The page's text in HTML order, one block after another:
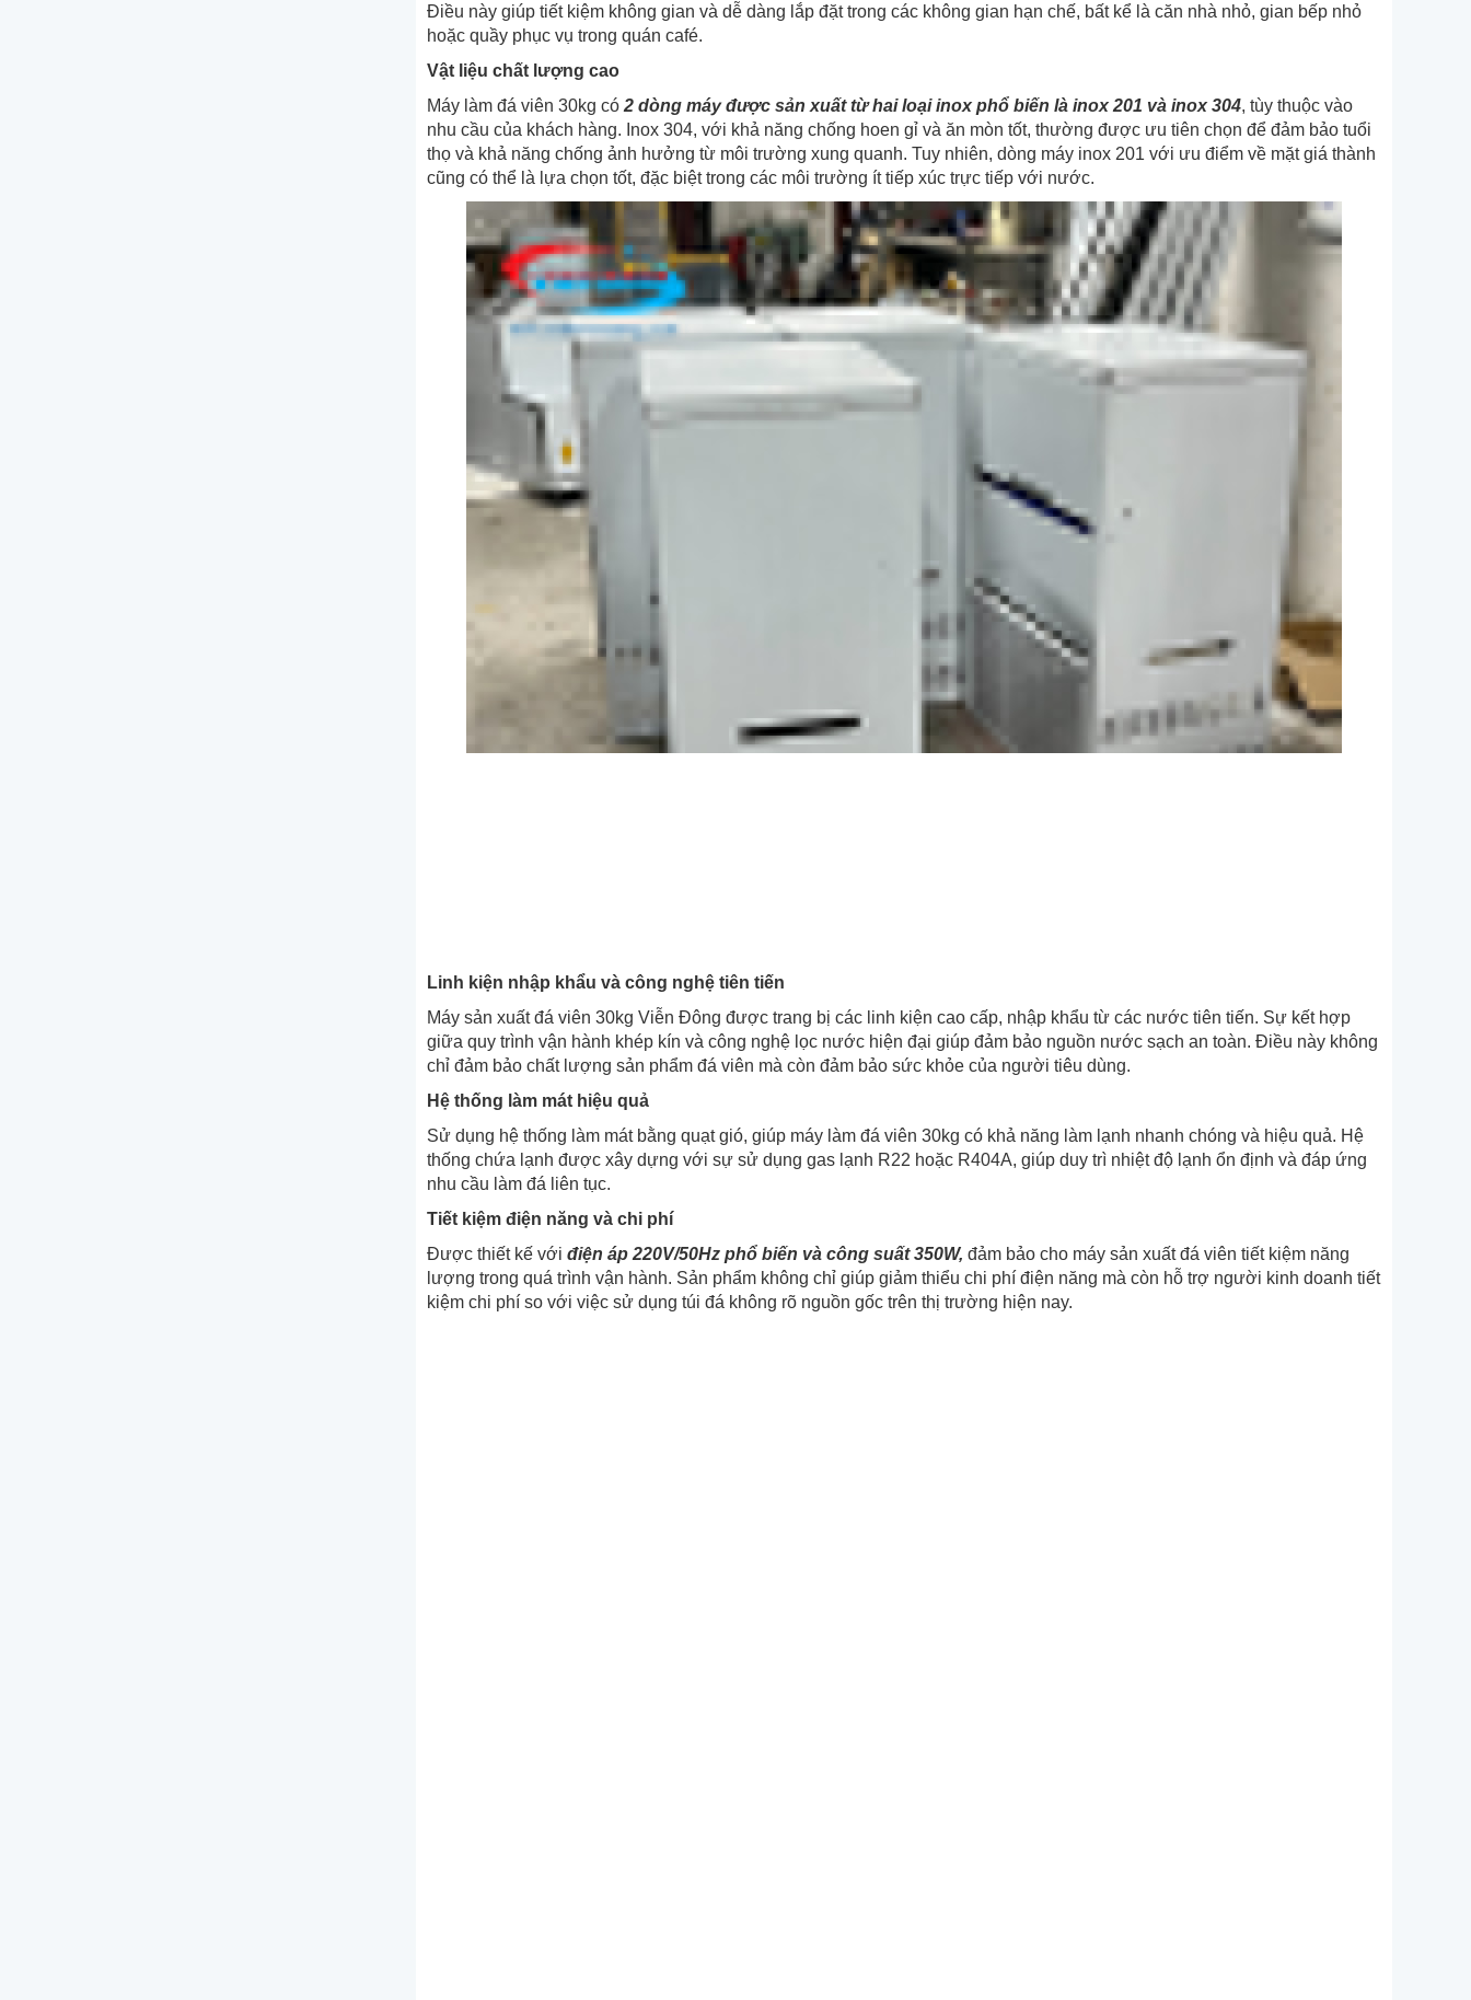
Điều này giúp tiết kiệm không gian và dễ dàng lắp đặt trong các không gian hạn chế, bất kể là căn nhà nhỏ, gian bếp nhỏ
hoặc quầy phục vụ trong quán café.
Vật liệu chất lượng cao
Máy làm đá viên 30kg có 2 dòng máy được sản xuất từ hai loại inox phổ biến là inox 201 và inox 304, tùy thuộc vào
nhu cầu của khách hàng. Inox 304, với khả năng chống hoen gỉ và ăn mòn tốt, thường được ưu tiên chọn để đảm bảo tuổi
thọ và khả năng chống ảnh hưởng từ môi trường xung quanh. Tuy nhiên, dòng máy inox 201 với ưu điểm về mặt giá thành
cũng có thể là lựa chọn tốt, đặc biệt trong các môi trường ít tiếp xúc trực tiếp với nước.
Linh kiện nhập khẩu và công nghệ tiên tiến
Máy sản xuất đá viên 30kg Viễn Đông được trang bị các linh kiện cao cấp, nhập khẩu từ các nước tiên tiến. Sự kết hợp
giữa quy trình vận hành khép kín và công nghệ lọc nước hiện đại giúp đảm bảo nguồn nước sạch an toàn. Điều này không
chỉ đảm bảo chất lượng sản phẩm đá viên mà còn đảm bảo sức khỏe của người tiêu dùng.
Hệ thống làm mát hiệu quả
Sử dụng hệ thống làm mát bằng quạt gió, giúp máy làm đá viên 30kg có khả năng làm lạnh nhanh chóng và hiệu quả. Hệ
thống chứa lạnh được xây dựng với sự sử dụng gas lạnh R22 hoặc R404A, giúp duy trì nhiệt độ lạnh ổn định và đáp ứng
nhu cầu làm đá liên tục.
Tiết kiệm điện năng và chi phí
Được thiết kế với điện áp 220V/50Hz phổ biến và công suất 350W, đảm bảo cho máy sản xuất đá viên tiết kiệm năng
lượng trong quá trình vận hành. Sản phẩm không chỉ giúp giảm thiểu chi phí điện năng mà còn hỗ trợ người kinh doanh tiết
kiệm chi phí so với việc sử dụng túi đá không rõ nguồn gốc trên thị trường hiện nay.